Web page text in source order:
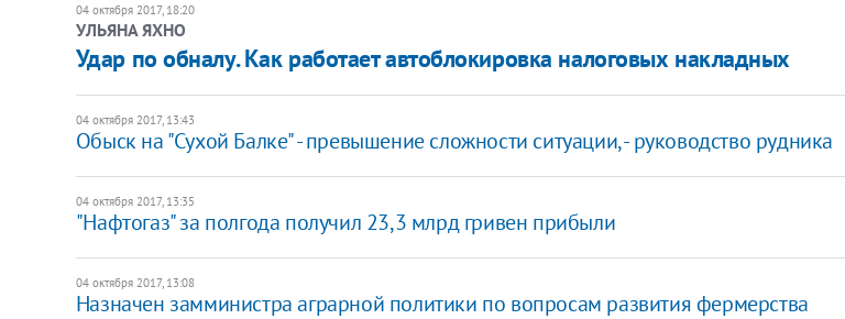
04 октября 2017, 18:20
УЛЬЯНА ЯХНО
Удар по обналу. Как работает автоблокировка налоговых накладных
04 октября 2017, 13:43
Обыск на "Сухой Балке" - превышение сложности ситуации, - руководство рудника
04 октября 2017, 13:35
"Нафтогаз" за полгода получил 23,3 млрд гривен прибыли
04 октября 2017, 13:08
Назначен замминистра аграрной политики по вопросам развития фермерства